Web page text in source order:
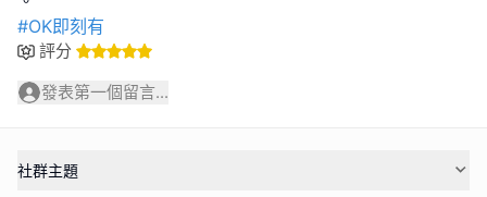
#OK即刻有
評分
發表第一個留言...
社群主題